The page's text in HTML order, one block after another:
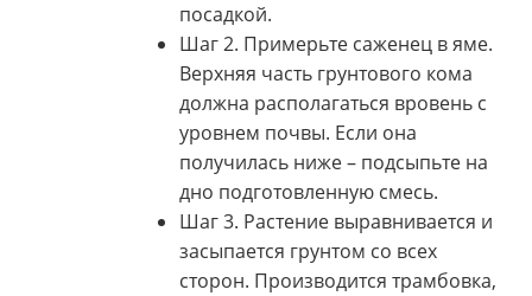
посадкой.
Шаг 2. Примерьте саженец в яме.
Верхняя часть грунтового кома
должна располагаться вровень с
уровнем почвы. Если она
получилась ниже – подсыпьте на
дно подготовленную смесь.
Шаг 3. Растение выравнивается и
засыпается грунтом со всех
сторон. Производится трамбовка,